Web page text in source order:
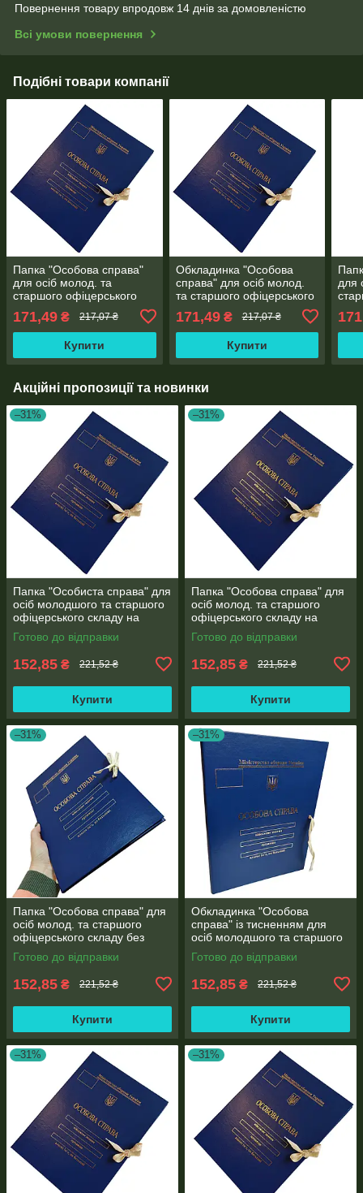
Повернення товару впродовж 14 днів за домовленістю
Всі умови повернення
Подібні товари компанії
Папка "Особова справа"
для осіб молод. та
старшого офіцерського
складу на зав'язках ф. А4
без клапанів, бумвініл 20
мм
171,49 ₴ 217,07 ₴
Купити
Обкладинка "Особова
справа" для осіб молод.
та старшого офіцерського
складу на зав'язках ф. А4
без клапанів, бумвініл 20
мм
171,49₴ 217,07 ₴
Купити
для
мм)
Акційні пропозиції та новинки
–31%
Папка "Особиста справа" для
осіб молодшого та старшого
офіцерського складу на
зав'язках А4 без клапанів,
"бумвініл 10 мм
Готово до відправки
152,85 ₴ 221,52 ₴
Купити
–31%
Папка "Особова справа" для
осіб молод. та старшого
офіцерського складу на
зав'язках А4 без клапанів,
"під золото" бумвініл (10 мм)
Готово до відправки
152,85 ₴ 221,52 ₴
Купити
–31%
Папка "Особова справа" для
осіб молод. та старшого
офіцерського складу без
клапанів, з тисненням "під
золото" (корінець 10 мм)
Готово до відправки
152,85 ₴ 221,52 ₴
Купити
–31%
Обкладинка "Особова
справа" із тисненням для
осіб молодшого та старшого
офіцерського складу ф. А4
без клапанів бумвініл 10 мм
Готово до відправки
152,85 ₴ 221,52 ₴
Купити
–31% –31%